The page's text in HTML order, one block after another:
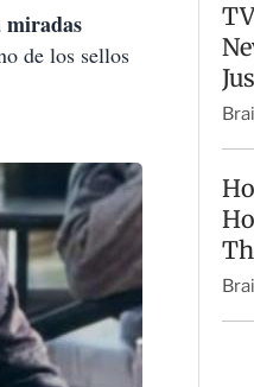
miradas
de los sellos